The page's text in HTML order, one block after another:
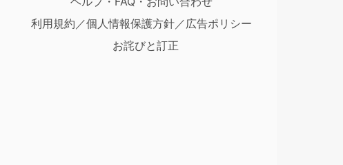
利用規約／個人情報保護方針／広告ポリシー
お詫びと訂正